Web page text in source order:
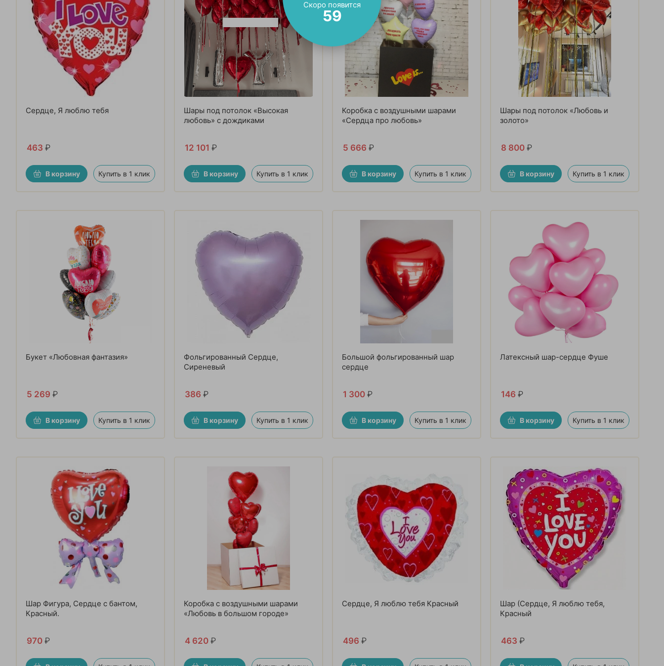
Сердце, Я люблю тебя
463 ₽
В корзину Купить в 1 клик
Шары под потолок «Высокая
любовь» с дождиками
12 101 ₽
В корзину Купить в 1 клик
Коробка с воздушными шарами
«Сердца про любовь»
5 666 ₽
В корзину Купить в 1 клик
Шары под потолок «Любовь и
золото»
8 800 ₽
В корзину Купить в 1 клик
Букет «Любовная фантазия»
5 269 ₽
В корзину Купить в 1 клик
Фольгированный Сердце,
Сиреневый
386 ₽
В корзину Купить в 1 клик
Большой фольгированный шар
сердце
1 300 ₽
В корзину Купить в 1 клик
Латексный шар-сердце Фуше
146 ₽
В корзину Купить в 1 клик
Шар Фигура, Сердце с бантом,
Красный.
970 ₽
Коробка с воздушными шарами
«Любовь в большом городе»
4 620 ₽
Сердце, Я люблю тебя Красный
496 ₽
Шар (Сердце, Я люблю тебя,
Красный
463 ₽
Скоро появится
57